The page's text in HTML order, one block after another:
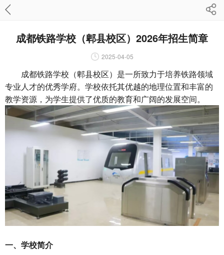
成都铁路学校（郫县校区）2026年招生简章
2025-04-05
成都铁路学校（郫县校区）是一所致力于培养铁路领域
专业人才的优秀学府。学校依托其优越的地理位置和丰富的
教学资源，为学生提供了优质的教育和广阔的发展空间。
一、学校简介